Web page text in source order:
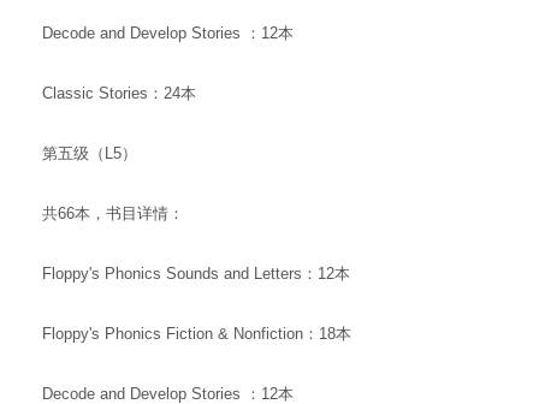
Decode and Develop Stories ：12本
Classic Stories：24本
第五级（L5）
共66本，书目详情：
Floppy's Phonics Sounds and Letters：12本
Floppy's Phonics Fiction & Nonfiction：18本
Decode and Develop Stories ：12本